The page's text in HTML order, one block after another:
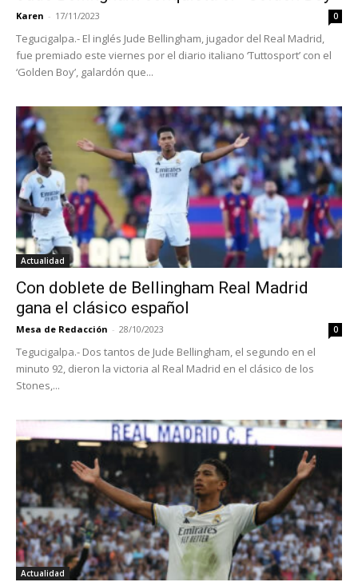
Karen - 17/11/2023 0
Tegucigalpa.- El inglés Jude Bellingham, jugador del Real Madrid,
fue premiado este viernes por el diario italiano ‘Tuttosport’ con el
‘Golden Boy’, galardón que...
Actualidad
Con doblete de Bellingham Real Madrid
gana el clásico español
Mesa de Redacción - 28/10/2023 0
Tegucigalpa.- Dos tantos de Jude Bellingham, el segundo en el
minuto 92, dieron la victoria al Real Madrid en el clásico de los
Stones,...
Actualidad